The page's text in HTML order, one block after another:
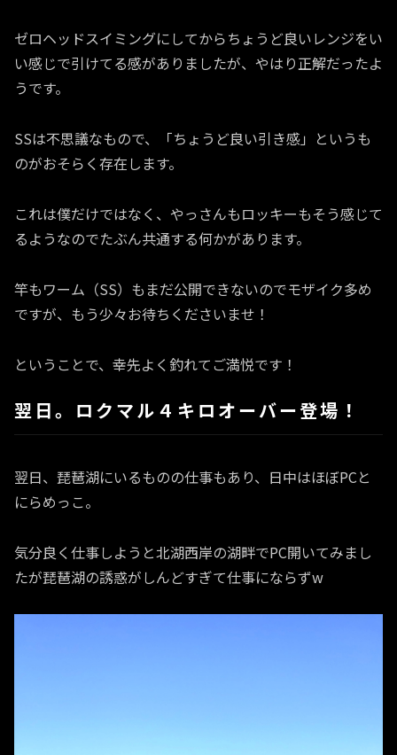
ゼロヘッドスイミングにしてからちょうど良いレンジをい
い感じで引けてる感がありましたが、やはり正解だったよ
うです。
SSは不思議なもので、「ちょうど良い引き感」というも
のがおそらく存在します。
これは僕だけではなく、やっさんもロッキーもそう感じて
るようなのでたぶん共通する何かがあります。
竿もワーム（SS）もまだ公開できないのでモザイク多め
ですが、もう少々お待ちくださいませ！
ということで、幸先よく釣れてご満悦です！
翌日。ロクマル４キロオーバー登場！
翌日、琵琶湖にいるものの仕事もあり、日中はほぼPCと
にらめっこ。
気分良く仕事しようと北湖西岸の湖畔でPC開いてみまし
たが琵琶湖の誘惑がしんどすぎて仕事にならずw